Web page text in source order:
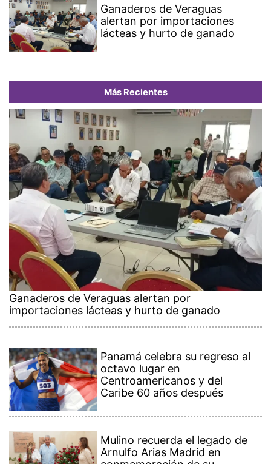
Ganaderos de Veraguas
alertan por importaciones
lácteas y hurto de ganado
Más Recientes
Ganaderos de Veraguas alertan por
importaciones lácteas y hurto de ganado
Panamá celebra su regreso al
octavo lugar en
Centroamericanos y del
Caribe 60 años después
Mulino recuerda el legado de
Arnulfo Arias Madrid en